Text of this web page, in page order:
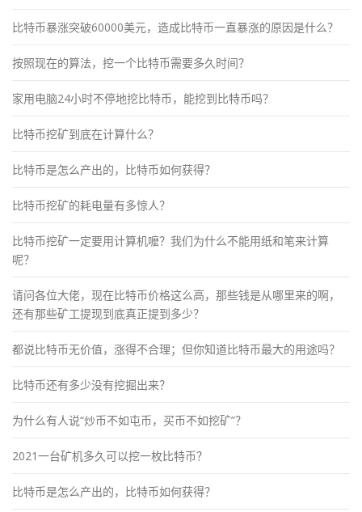
比特币暴涨突破60000美元，造成比特币一直暴涨的原因是什么？
按照现在的算法，挖一个比特币需要多久时间？
家用电脑24小时不停地挖比特币，能挖到比特币吗？
比特币挖矿到底在计算什么？
比特币是怎么产出的，比特币如何获得？
比特币挖矿的耗电量有多惊人？
比特币挖矿一定要用计算机嚒？我们为什么不能用纸和笔来计算
呢？
请问各位大佬，现在比特币价格这么高，那些钱是从哪里来的啊，
还有那些矿工提现到底真正提到多少？
都说比特币无价值，涨得不合理；但你知道比特币最大的用途吗？
比特币还有多少没有挖掘出来？
为什么有人说“炒币不如屯币，买币不如挖矿”？
2021一台矿机多久可以挖一枚比特币？
比特币是怎么产出的，比特币如何获得？